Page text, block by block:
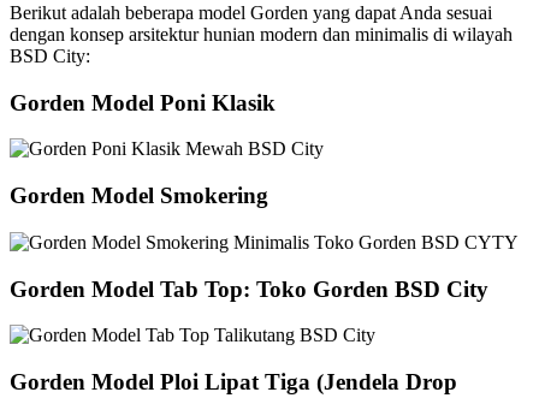
Berikut adalah beberapa model Gorden yang dapat Anda sesuai
dengan konsep arsitektur hunian modern dan minimalis di wilayah
BSD City:
Gorden Model Poni Klasik
Gorden Model Smokering
Gorden Model Tab Top: Toko Gorden BSD City
Gorden Model Ploi Lipat Tiga (Jendela Drop